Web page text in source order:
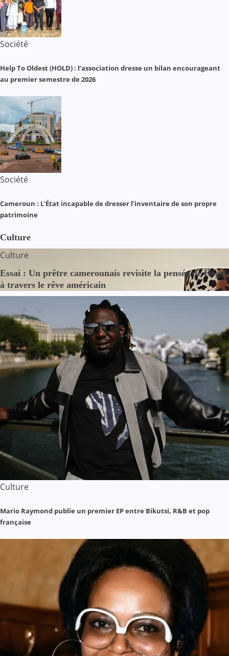
Société
Help To Oldest (HOLD) : l’association dresse un bilan encourageant
au premier semestre de 2026
Société
Cameroun : L’État incapable de dresser l’inventaire de son propre
patrimoine
Culture
Culture
Essai : Un prêtre camerounais revisite la pensée de Hegel
à travers le rêve américain
Culture
Mario Raymond publie un premier EP entre Bikutsi, R&B et pop
française